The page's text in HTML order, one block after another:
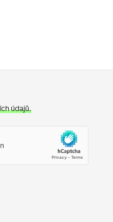
Ochrana
osobních
údajů.
hCaptcha